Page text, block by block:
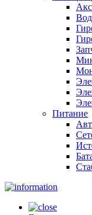
Питание